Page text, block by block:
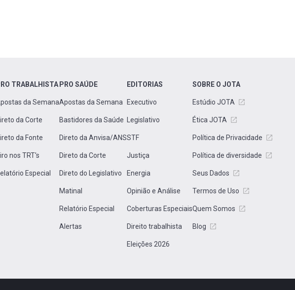
TRABALHISTA
da Semana
da Corte
da Fonte
nos TRT's
Especial
PRO SAÚDE
Apostas da Semana
Bastidores da Saúde
Direto da Anvisa/ANS
Direto da Corte
Direto do Legislativo
Matinal
Relatório Especial
Alertas
EDITORIAS
Executivo
Legislativo
STF
Justiça
Energia
Opinião e Análise
Coberturas Especiais
Direito trabalhista
Eleições 2026
SOBRE O JOTA
Estúdio JOTA
Ética JOTA
Política de Privacidade
Política de diversidade
Seus Dados
Termos de Uso
Quem Somos
Blog